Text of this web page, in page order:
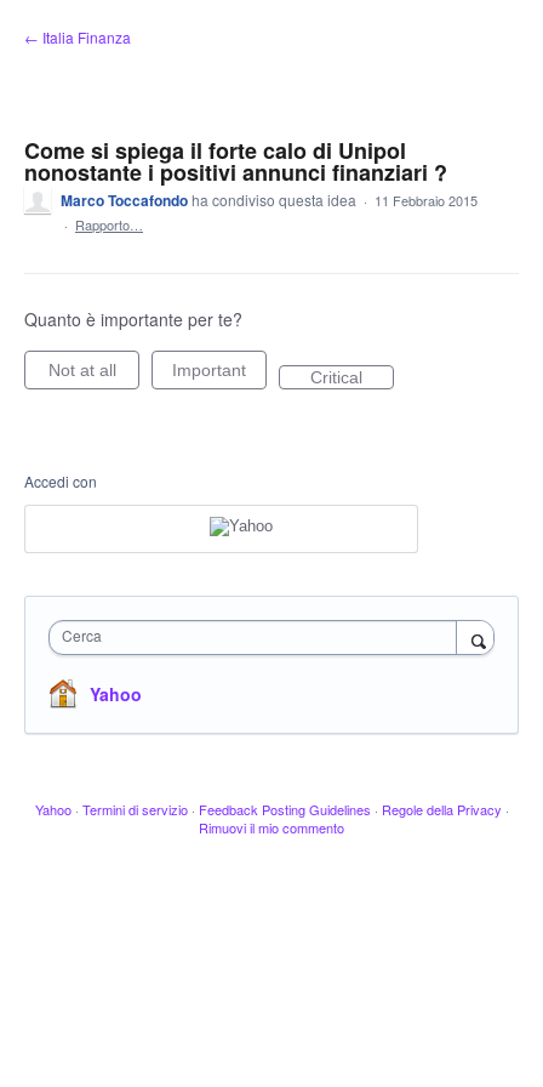
Salta
al
← Italia Finanza
Come si spiega il forte calo di Unipol
nonostante i positivi annunci finanziari ?
Marco Toccafondoha condiviso questa idea · 11 Febbraio 2015
· Rapporto…
Quanto è importante per te?
Not at all Important Critical
Accedi con
Cerca
Yahoo
Yahoo · Termini di servizio · Feedback Posting Guidelines · Regole della Privacy ·
Rimuovi il mio commento